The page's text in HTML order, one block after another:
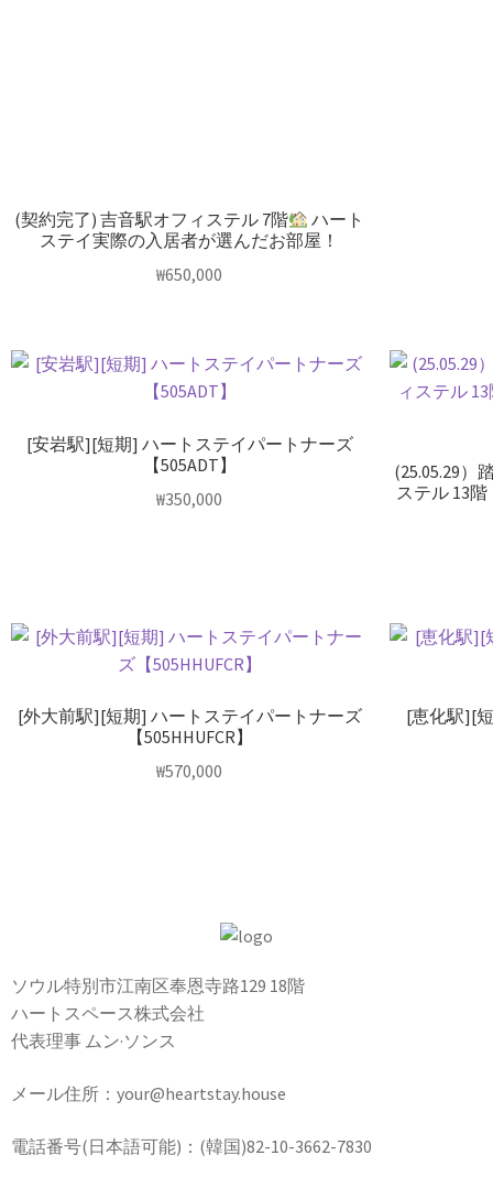
(契約完了) 吉音駅オフィステル 7階
ハート
ステイ実際の入居者が選んだお部屋！
₩650,000
[安岩駅][短期] ハートステイパートナーズ
【505ADT】
₩350,000
(25.05.29）
ステル 13階
[外大前駅][短期] ハートステイパートナーズ
【505HHUFCR】
₩570,000
[恵化駅][
ソウル特別市江南区奉恩寺路129 18階
ハートスペース株式会社
代表理事 ムン·ソンス
メール住所：your@heartstay.house
電話番号(日本語可能)：(韓国)82-10-3662-7830